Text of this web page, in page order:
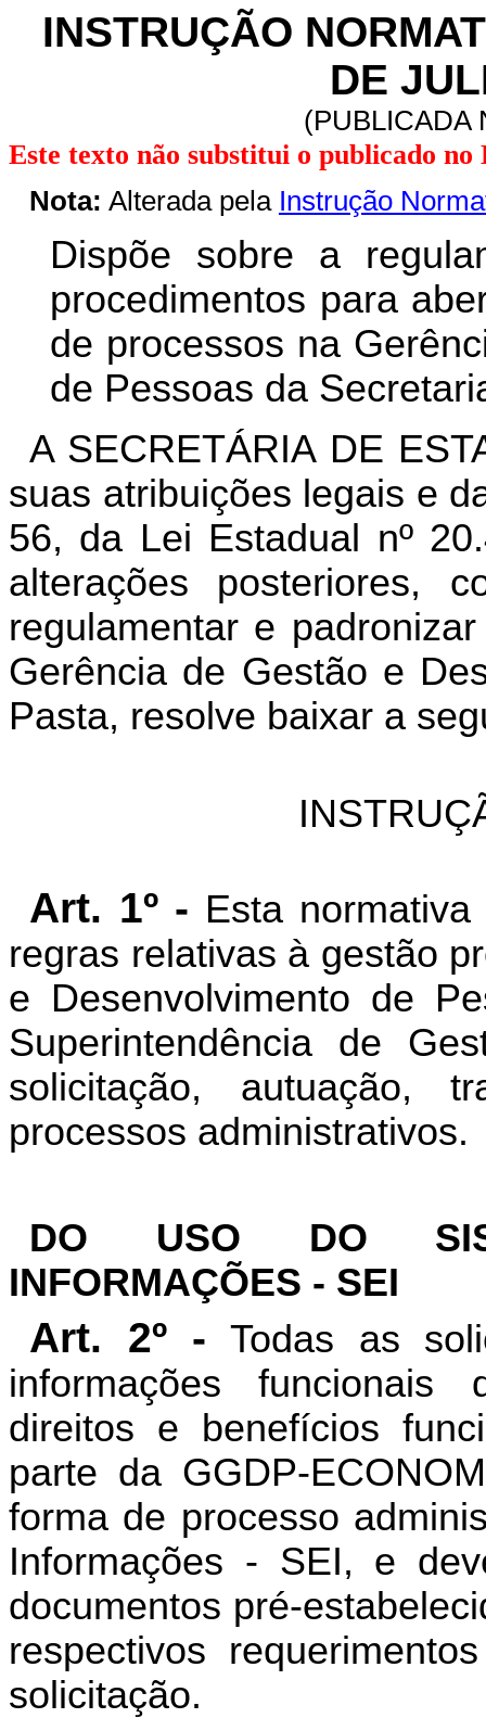
INSTRUÇÃO
DE
(PUBLICADA
Este texto não substitui o publicado no
Nota: Alterada pela Instrução
Dispõe sobre a
procedimentos para
de processos na
de Pessoas da
A SECRETÁRIA DE
suas atribuições legais e
56, da Lei Estadual nº
alterações posteriores,
regulamentar e
Gerência de Gestão e
Pasta, resolve baixar a
Art. 1º - Esta
regras relativas à gestão
e Desenvolvimento de
Superintendência de
solicitação, autuação,
processos administrativos.
DO USO DO
INFORMAÇÕES - SEI
Art. 2º - Todas as
informações funcionais
direitos e benefícios
parte da GGDP-
forma de processo
Informações - SEI, e
documentos pré-
respectivos
solicitação.